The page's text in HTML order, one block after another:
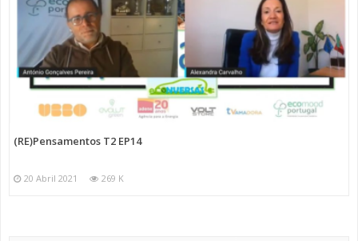
(RE)Pensamentos T2 EP14
20 Abril 2021 269 K